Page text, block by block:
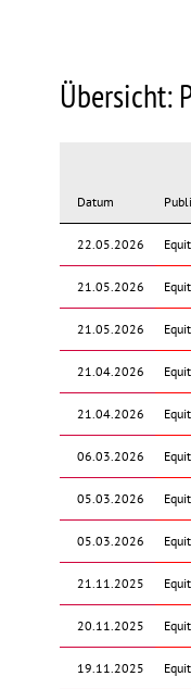
Übersicht:
Datum
22.05.2026
21.05.2026
21.05.2026
21.04.2026
21.04.2026
06.03.2026
05.03.2026
05.03.2026
21.11.2025
20.11.2025
19.11.2025